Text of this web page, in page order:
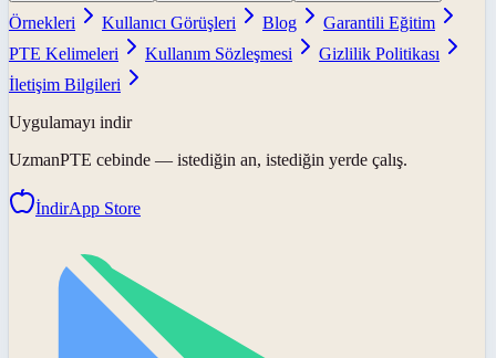
Örnekleri
Kullanıcı Görüşleri Blog
Garantili Eğitim
PTE Kelimeleri
Kullanım Sözleşmesi
Gizlilik Politikası
İletişim Bilgileri
Uygulamayı indir
UzmanPTE cebinde — istediğin an, istediğin yerde çalış.
İndirApp Store